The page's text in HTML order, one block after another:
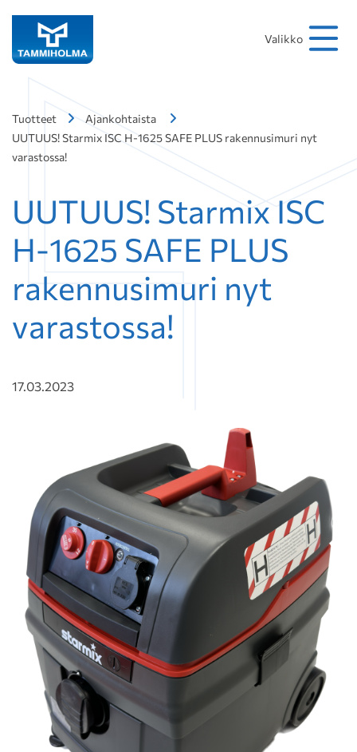
Valikko
Tuotteet
Ajankohtaista
UUTUUS! Starmix ISC H-1625 SAFE PLUS rakennusimuri nyt
varastossa!
UUTUUS! Starmix ISC
H-1625 SAFE PLUS
rakennusimuri nyt
varastossa!
17.03.2023